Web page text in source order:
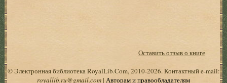
Оставить отзыв о книге
© Электронная библиотека RoyalLib.Com, 2010-2026. Контактный e-mail:
royallib.ru@gmail.com| Авторам и правообладателям